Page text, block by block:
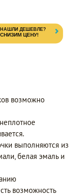
возможно
выполняются из
белая эмаль и
возможность